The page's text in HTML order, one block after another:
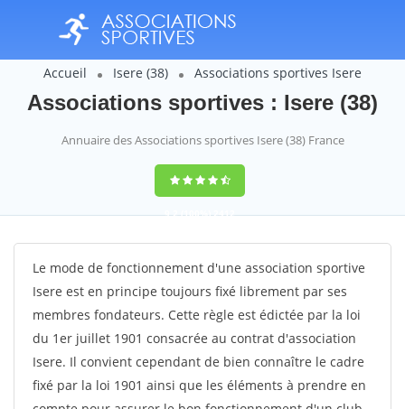
Accueil Isere (38) Associations sportives Isere
Associations sportives : Isere (38)
Annuaire des Associations sportives Isere (38) France
9,2(100%)2412
votes
Le mode de fonctionnement d'une association sportive
Isere est en principe toujours fixé librement par ses
membres fondateurs. Cette règle est édictée par la loi
du 1er juillet 1901 consacrée au contrat d'association
Isere. Il convient cependant de bien connaître le cadre
fixé par la loi 1901 ainsi que les éléments à prendre en